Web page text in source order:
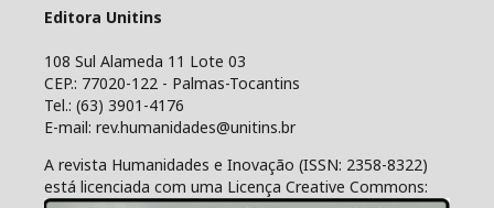
Editora Unitins
108 Sul Alameda 11 Lote 03
CEP.: 77020-122 - Palmas-Tocantins
Tel.: (63) 3901-4176
E-mail: rev.humanidades@unitins.br
A revista Humanidades e Inovação (ISSN: 2358-8322)
está licenciada com uma Licença Creative Commons: